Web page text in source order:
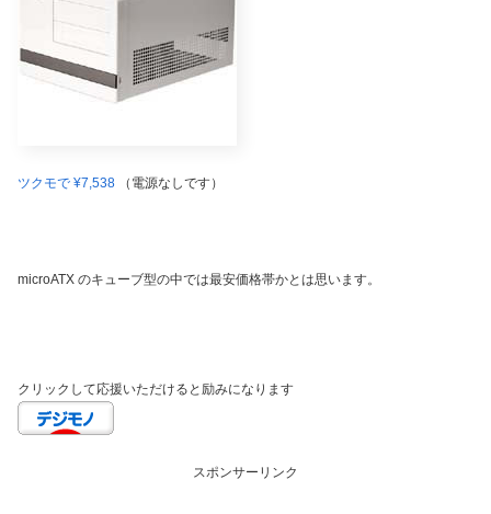
ツクモで ¥7,538 （電源なしです）
microATX のキューブ型の中では最安価格帯かとは思います。
クリックして応援いただけると励みになります
スポンサーリンク